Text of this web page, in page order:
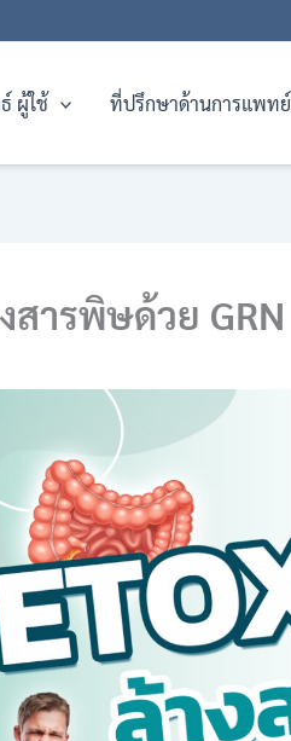
ผู้ใช้ ที่ปรึกษาด้านการแพทย์
สารพิษด้วย GRN